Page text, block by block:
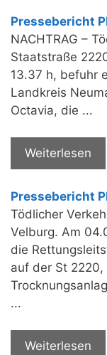
Pressebericht
NACHTRAG –
Staatstraße
13.37 h, befuhr
Landkreis
Octavia, die ...
Weiterlesen
Pressebericht
Tödlicher
Velburg. Am
die
auf der St
...
Weiterlesen